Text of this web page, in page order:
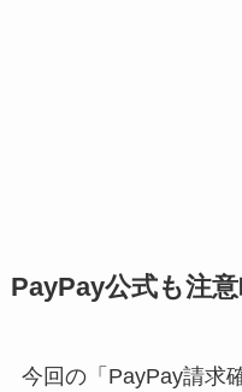
PayPay公式も注
今回の「PayPay請求